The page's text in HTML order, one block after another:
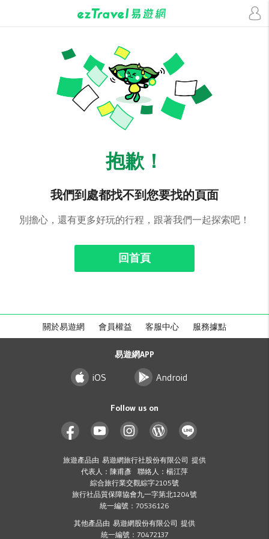
抱歉！
我們到處都找不到您要找的頁面
別擔心，還有更多好玩的行程，跟著我們一起探索吧！
回首頁
關於易遊網 會員權益 客服中心 服務據點
易遊網APP
iOS Android
Follow us on
旅遊產品由 易遊網旅行社股份有限公司 提供
代表人：陳甫彥 聯絡人：楊江萍
綜合旅行業交觀綜字2105號
旅行社品質保障協會九一字第北1204號
統一編號：70536126
其他產品由 易遊網股份有限公司 提供
統一編號：70472137